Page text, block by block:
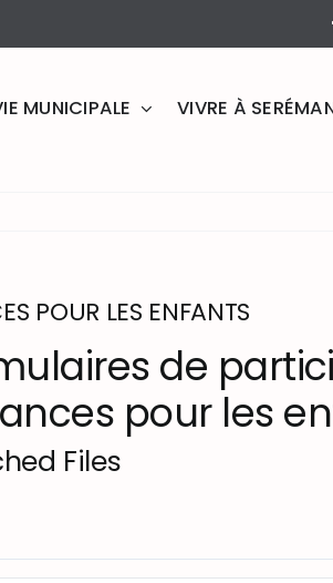
MUNICIPALE VIVRE À
POUR LES ENFANTS
de
pour les
Files